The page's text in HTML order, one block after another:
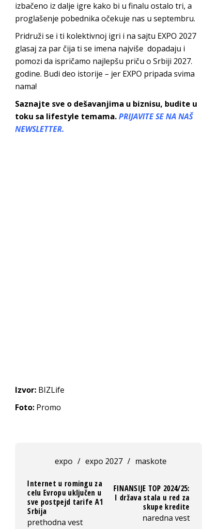
izbačeno iz dalje igre kako bi u finalu ostalo tri, a
proglašenje pobednika očekuje nas u septembru.
Pridruži se i ti kolektivnoj igri i na sajtu EXPO 2027
glasaj za par čija ti se imena najviše dopadaju i
pomozi da ispričamo najlepšu priču o Srbiji 2027.
godine. Budi deo istorije – jer EXPO pripada svima
nama!
Saznajte sve o dešavanjima u biznisu, budite u
toku sa lifestyle temama.PRIJAVITE SE NA NAŠ
NEWSLETTER.
Izvor: BIZLife
Foto: Promo
expo / expo 2027 / maskote
Internet u romingu za
celu Evropu uključen u
sve postpejd tarife A1
Srbija
prethodna vest
FINANSIJE TOP 2024/25:
I država stala u red za
skupe kredite
naredna vest